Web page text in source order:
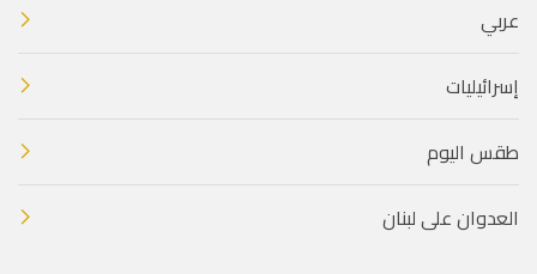
عربي
إسرائيليات
طقس اليوم
العدوان على لبنان